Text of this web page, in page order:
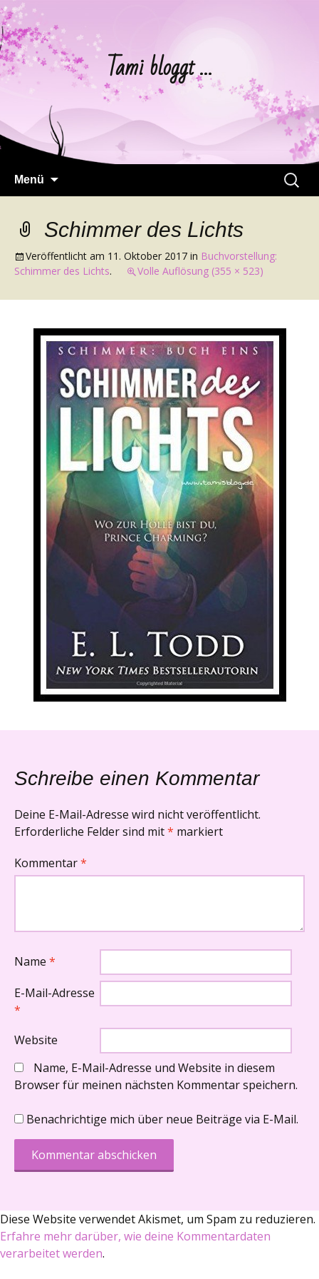
Tami bloggt …
Menü
Suchen
nach:
Schimmer des Lichts
Veröffentlicht am 11. Oktober 2017 in Buchvorstellung:
Schimmer des Lichts. Volle Auflösung (355 × 523)
Schreibe einen Kommentar
Deine E-Mail-Adresse wird nicht veröffentlicht.
Erforderliche Felder sind mit* markiert
Kommentar*
Name *
E-Mail-Adresse
*
Website
Name, E-Mail-Adresse und Website in diesem
Browser für meinen nächsten Kommentar speichern.
Benachrichtige mich über neue Beiträge via E-Mail.
Diese Website verwendet Akismet, um Spam zu reduzieren.
Erfahre mehr darüber, wie deine Kommentardaten
verarbeitet werden.